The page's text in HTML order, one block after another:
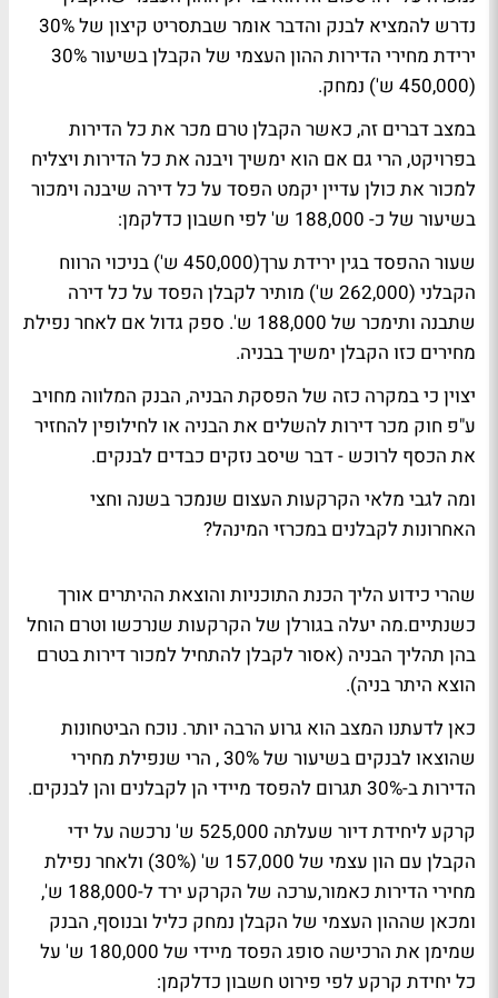
נדרש להמציא לבנק והדבר אומר שבתסריט קיצון של 30%
ירידת מחירי הדירות ההון העצמי של הקבלן בשיעור 30%
(450,000 ש') נמחק.
במצב דברים זה, כאשר הקבלן טרם מכר את כל הדירות
בפרויקט, הרי גם אם הוא ימשיך ויבנה את כל הדירות ויצליח
למכור את כולן עדיין יקמט הפסד על כל דירה שיבנה וימכור
בשיעור של כ- 188,000 ש' לפי חשבון כדלקמן:
שעור ההפסד בגין ירידת ערך(450,000 ש') בניכוי הרווח
הקבלני (262,000 ש') מותיר לקבלן הפסד על כל דירה
שתבנה ותימכר של 188,000 ש'. ספק גדול אם לאחר נפילת
מחירים כזו הקבלן ימשיך בבניה.
יצוין כי במקרה כזה של הפסקת הבניה, הבנק המלווה מחויב
ע"פ חוק מכר דירות להשלים את הבניה או לחילופין להחזיר
את הכסף לרוכש - דבר שיסב נזקים כבדים לבנקים.
ומה לגבי מלאי הקרקעות העצום שנמכר בשנה וחצי
האחרונות לקבלנים במכרזי המינהל?
שהרי כידוע הליך הכנת התוכניות והוצאת ההיתרים אורך
כשנתיים.מה יעלה בגורלן של הקרקעות שנרכשו וטרם הוחל
בהן תהליך הבניה (אסור לקבלן להתחיל למכור דירות בטרם
הוצא היתר בניה).
כאן לדעתנו המצב הוא גרוע הרבה יותר. נוכח הביטחונות
שהוצאו לבנקים בשיעור של 30% , הרי שנפילת מחירי
הדירות ב-30% תגרום להפסד מיידי הן לקבלנים והן לבנקים.
קרקע ליחידת דיור שעלתה 525,000 ש' נרכשה על ידי
הקבלן עם הון עצמי של 157,000 ש' (30%) ולאחר נפילת
מחירי הדירות כאמור,ערכה של הקרקע ירד ל-188,000 ש',
ומכאן שההון העצמי של הקבלן נמחק כליל ובנוסף, הבנק
שמימן את הרכישה סופג הפסד מיידי של 180,000 ש' על
כל יחידת קרקע לפי פירוט חשבון כדלקמן: